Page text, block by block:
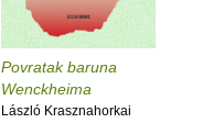
Povratak baruna
Wenckheima
László Krasznahorkai